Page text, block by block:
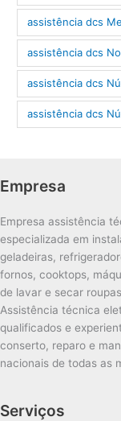
assistência dcs
assistência dcs
assistência dcs
assistência dcs
Empresa
Empresa assistência
especializada em
geladeiras,
fornos, cooktops,
de lavar e secar
Assistência técnica
qualificados e
conserto, reparo e
nacionais de todas as
Serviços